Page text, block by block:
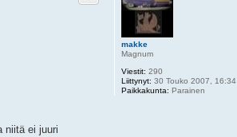
makke
Magnum
Viestit: 290
Liittynyt: 30 Touko 2007, 16:34
Paikkakunta: Parainen
niitä ei juuri